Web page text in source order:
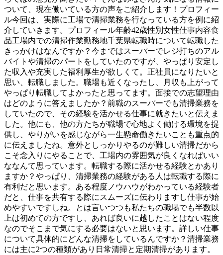
ついて、現在働いている方の声をご紹介します！プロフィー
ル今回は、実際に工場で清掃業務を行なっている方を例に紹
介していきます。プロフィール年齢42歳性別女性仕事内容食
品工場内での清掃作業勤務地千葉県転職時について転職した
きっかけはなんですか？今まではスーパーでレジ打ちのアル
バイトや清掃のパートをしていたのですが、やっぱり安定し
た収入や充実した福利厚生が欲しくて。正社員になりたいと
思い、転職しました。職場も近くなったし、月収も上がって
やっぱり転職してよかったと思ってます。面接での志望理由
はどのように答えましたか？前職のスーパーでも清掃業務を
していたので、その経験を活かせる仕事に就きたいと伝えま
した。他にも、他の方たちが職場で心地よく働ける環境を提
供し、やりがいを感じながら一生懸命働きたいことも重点的
に伝えましたね。意外としっかりやるのが難しい清掃だから
こそ念入りにやることで、工場内の雰囲気が良くなればいい
ななんて思っています。転職する際に活かせる経験とかあり
ますか？やっぱり、清掃業務の経験がある人は転職する際に
有利だと思います。ある程度ノウハウがわかっている経験者
だと、仕事を共有する際にスムーズに伝わりますし仕事が始
めやすいですしね。とは言いつつも私たちの職場でも半数以
上は初めての方ですし、あれば良いに越したことはない程度
なのでそこまで気にする必要はないと思います。詳しい仕事
について具体的にどんな清掃をしているんですか？清掃業務
には主に2つの種類があり日常清掃と定期清掃があります。